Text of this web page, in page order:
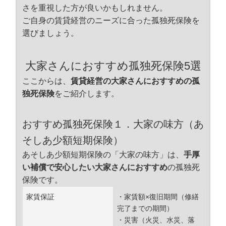
さを重視した方が良いかもしれません。
ご自身の賃貸経営のニーズに合った孤独死保険を
選びましょう。
大家さんにおすすめ孤独死保険5選
ここからは、 賃貸経営の大家さんにおすすめの孤
独死保険をご紹介します。
おすすめ孤独死保険１．大家の味方（あ
そしあ少額短期保険）
あそしあ少額短期保険の「大家の味方」は、 手厚
い補償で安心したい大家さんにおすすめの孤独死
保険です。
家賃保証
・家賃額×復旧期間（修繕
完了までの期間）
・災害（火災、水災、落